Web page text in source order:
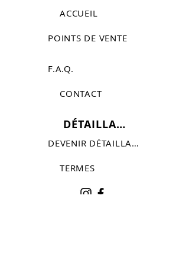
ACCUEIL
POINTS DE VENTE
F.A.Q.
CONTACT
DÉTAILLANTS
DEVENIR DÉTAILLANT
TERMES